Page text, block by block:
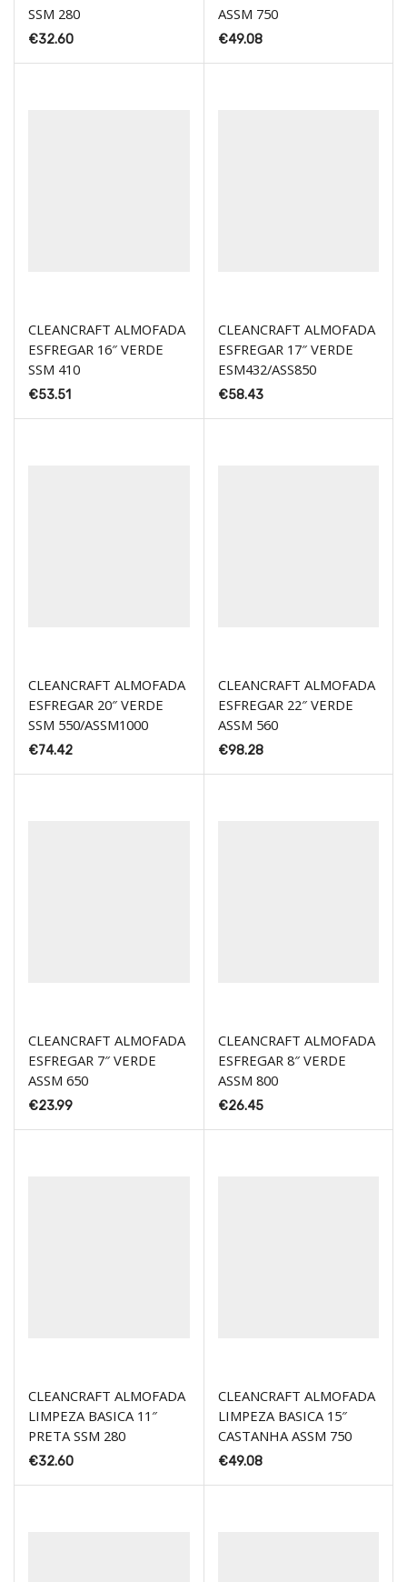
SSM 280
€32.60
ASSM 750
€49.08
CLEANCRAFT ALMOFADA
ESFREGAR 16″ VERDE
SSM 410
€53.51
CLEANCRAFT ALMOFADA
ESFREGAR 17″ VERDE
ESM432/ASS850
€58.43
CLEANCRAFT ALMOFADA
ESFREGAR 20″ VERDE
SSM 550/ASSM1000
€74.42
CLEANCRAFT ALMOFADA
ESFREGAR 22″ VERDE
ASSM 560
€98.28
CLEANCRAFT ALMOFADA
ESFREGAR 7″ VERDE
ASSM 650
€23.99
CLEANCRAFT ALMOFADA
ESFREGAR 8″ VERDE
ASSM 800
€26.45
CLEANCRAFT ALMOFADA
LIMPEZA BASICA 11″
PRETA SSM 280
€32.60
CLEANCRAFT ALMOFADA
LIMPEZA BASICA 15″
CASTANHA ASSM 750
€49.08